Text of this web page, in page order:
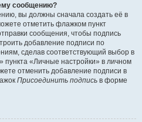
сообщению?
вы должны сначала создать её в
отметить флажком пункт
сообщения, чтобы подпись
добавление подписи по
сделав соответствующий выбор в
«Личные настройки» в личном
отменить добавление подписи в
Присоединить подпись в форме